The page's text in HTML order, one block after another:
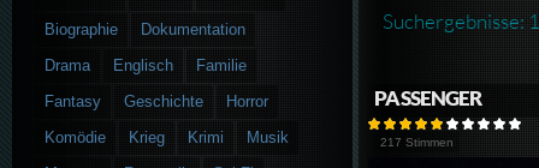
Suchergebnisse: 1
PASSENGER
217 Stimmen
Biographie
Dokumentation
Drama
Englisch
Familie
Fantasy
Geschichte
Horror
Komödie
Krieg Krimi
Musik